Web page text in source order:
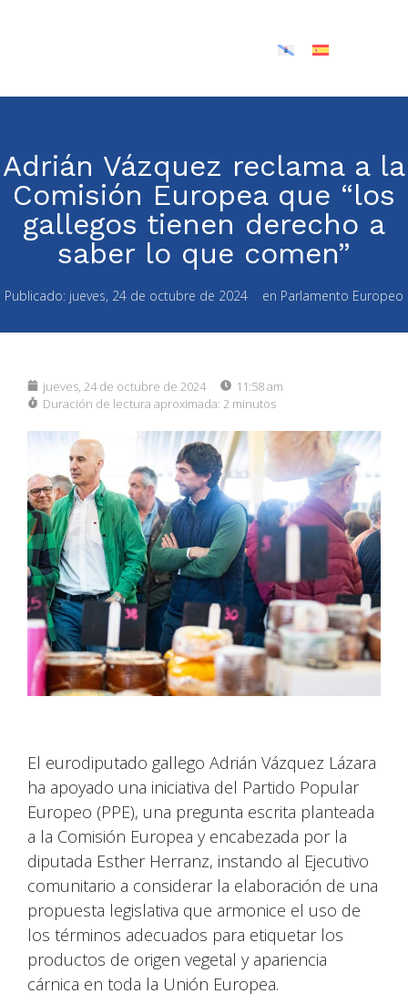
Adrián Vázquez reclama a la
Comisión Europea que “los
gallegos tienen derecho a
saber lo que comen”
Publicado: jueves, 24 de octubre de 2024 en Parlamento Europeo
jueves, 24 de octubre de 2024
11:58 am
Duración de lectura aproximada: 2 minutos
El eurodiputado gallego Adrián Vázquez Lázara
ha apoyado una iniciativa del Partido Popular
Europeo (PPE), una pregunta escrita planteada
a la Comisión Europea y encabezada por la
diputada Esther Herranz, instando al Ejecutivo
comunitario a considerar la elaboración de una
propuesta legislativa que armonice el uso de
los términos adecuados para etiquetar los
productos de origen vegetal y apariencia
cárnica en toda la Unión Europea.